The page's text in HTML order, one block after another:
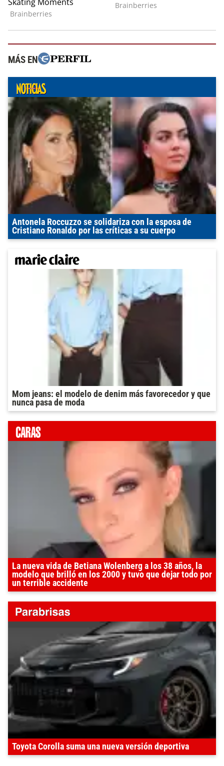
MÁS EN
Antonela Roccuzzo se solidariza con la esposa de
Cristiano Ronaldo por las críticas a su cuerpo
Mom jeans: el modelo de denim más favorecedor y que
nunca pasa de moda
La nueva vida de Betiana Wolenberg a los 38 años, la
modelo que brilló en los 2000 y tuvo que dejar todo por
un terrible accidente
Toyota Corolla suma una nueva versión deportiva